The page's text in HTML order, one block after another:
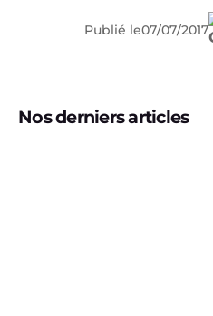
Publié le07/07/2017
Nos derniers articles